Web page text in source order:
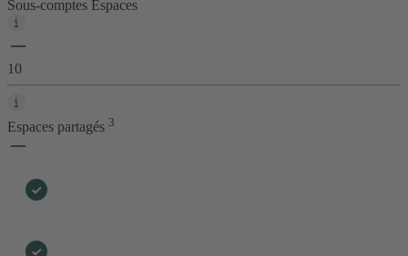
Sous-comptes Espaces
10
Espaces partagés 3